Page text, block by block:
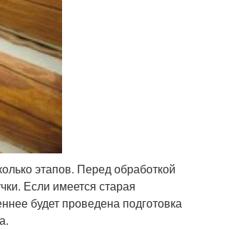
этапов. Перед обработкой
Если имеется старая
будет проведена подготовка